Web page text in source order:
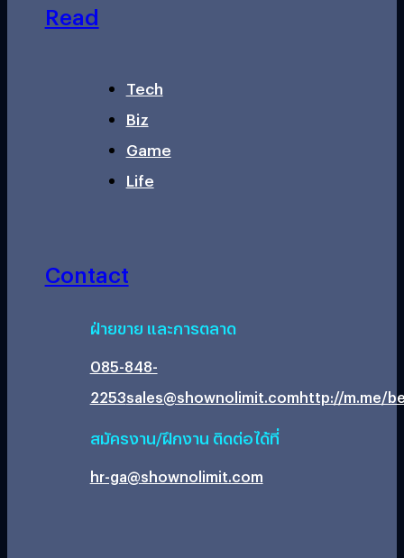
Read
Tech
Biz
Game
Life
Contact
ฝ่ายขาย และการตลาด
085-848-
2253sales@shownolimit.comhttp://m.me/
สมัครงาน/ฝึกงาน ติดต่อได้ที่
hr-ga@shownolimit.com